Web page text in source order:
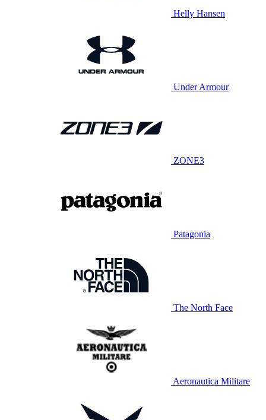
Helly Hansen
Under Armour
ZONE3
Patagonia
The North Face
Aeronautica Militare